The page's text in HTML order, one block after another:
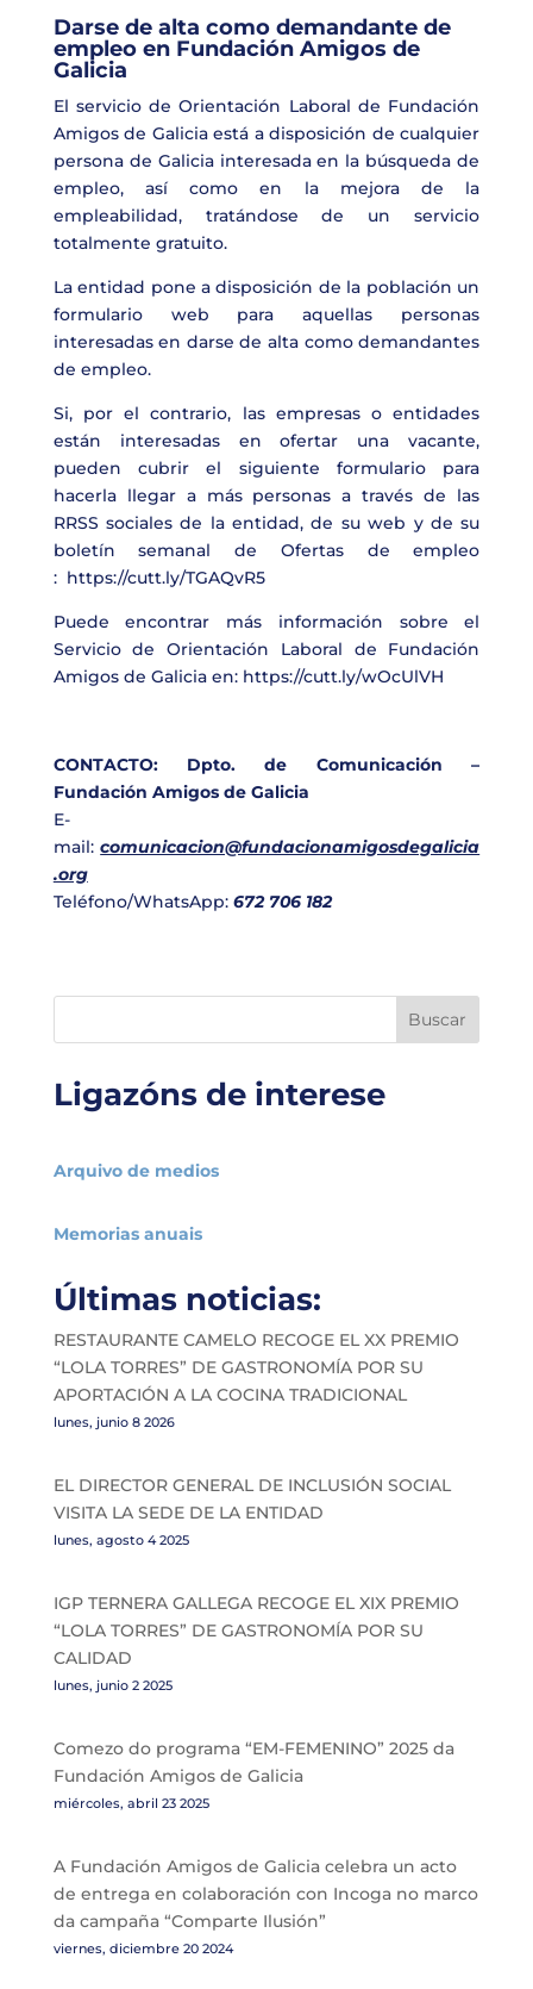
Darse de alta como demandante de
empleo en Fundación Amigos de
Galicia
El servicio de Orientación Laboral de Fundación
Amigos de Galicia está a disposición de cualquier
persona de Galicia interesada en la búsqueda de
empleo, así como en la mejora de la
empleabilidad, tratándose de un servicio
totalmente gratuito.
La entidad pone a disposición de la población un
formulario web para aquellas personas
interesadas en darse de alta como demandantes
de empleo.
Si, por el contrario, las empresas o entidades
están interesadas en ofertar una vacante,
pueden cubrir el siguiente formulario para
hacerla llegar a más personas a través de las
RRSS sociales de la entidad, de su web y de su
boletín semanal de Ofertas de empleo
: https://cutt.ly/TGAQvR5
Puede encontrar más información sobre el
Servicio de Orientación Laboral de Fundación
Amigos de Galicia en: https://cutt.ly/wOcUlVH
CONTACTO: Dpto. de Comunicación –
Fundación Amigos de Galicia
E-
mail:comunicacion@fundacionamigosdegalicia
.org
Teléfono/WhatsApp: 672 706 182
Buscar
Ligazóns de interese
Arquivo de medios
Memorias anuais
Últimas noticias:
RESTAURANTE CAMELO RECOGE EL XX PREMIO
“LOLA TORRES” DE GASTRONOMÍA POR SU
APORTACIÓN A LA COCINA TRADICIONAL
lunes, junio 8 2026
EL DIRECTOR GENERAL DE INCLUSIÓN SOCIAL
VISITA LA SEDE DE LA ENTIDAD
lunes, agosto 4 2025
IGP TERNERA GALLEGA RECOGE EL XIX PREMIO
“LOLA TORRES” DE GASTRONOMÍA POR SU
CALIDAD
lunes, junio 2 2025
Comezo do programa “EM-FEMENINO” 2025 da
Fundación Amigos de Galicia
miércoles, abril 23 2025
A Fundación Amigos de Galicia celebra un acto
de entrega en colaboración con Incoga no marco
da campaña “Comparte Ilusión”
viernes, diciembre 20 2024